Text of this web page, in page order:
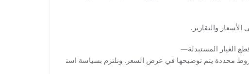
الأسعار والتقارير.
ضمانًا لمدة 90 يومًا على قطع الغيار المستبدلة—
محددة يتم توضيحها في عرض السعر. ونلتزم بسياسة است